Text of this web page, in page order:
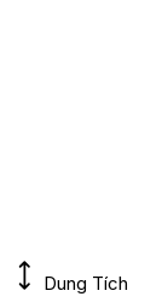
Dung Tích